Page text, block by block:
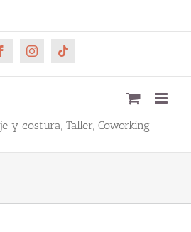
FacebookInstagramTiktok
y costura, Taller, Coworking